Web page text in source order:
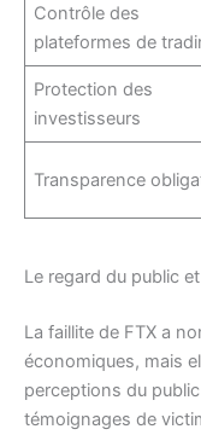
Contrôle des
plateformes de
Protection des
investisseurs
Transparence
Le regard du public
La faillite de FTX a
économiques, mais
perceptions du
témoignages de